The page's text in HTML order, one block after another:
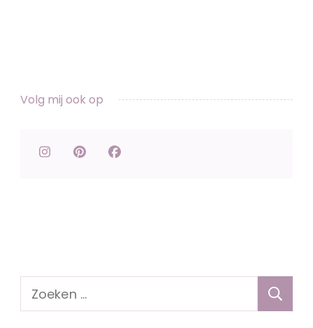
Volg mij ook op
Zoeken
naar: